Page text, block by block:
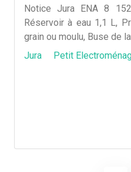
Notice Jura ENA 8
Réservoir à eau 1,1 L,
grain ou moulu, Buse de
Jura
Petit